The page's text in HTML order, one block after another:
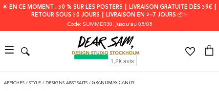
🌟 EN CE MOMENT : 30 % SUR LES POSTERS ┃ LIVRAISON GRATUITE DÈS 39€ ┃
RETOUR SOUS 30 JOURS ┃ LIVRAISON EN 2–7 JOURS 📦✨
Code: SUMMER30, jusqu'au 08/08
AFFICHES / STYLE / DESIGNS ABSTRAITS / GRANDMAS CANDY